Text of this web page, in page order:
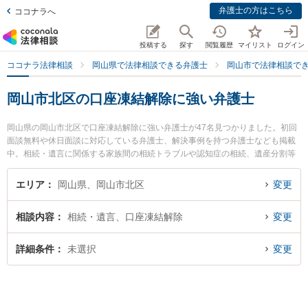
ココナラへ 弁護士の方はこちら
投稿する 探す 閲覧履歴 マイリスト ログイン
ココナラ法律相談 岡山県で法律相談できる弁護士 岡山市で法律相談で
岡山市北区の口座凍結解除に強い弁護士
岡山県の岡山市北区で口座凍結解除に強い弁護士が47名見つかりました。初回
面談無料や休日面談に対応している弁護士、解決事例を持つ弁護士なども掲載
中。相続・遺言に関係する家族間の相続トラブルや認知症の相続、遺産分割等
の細かな分野での絞り込み検索もでき便利です。特に葵綜合法律事務所の小池
知久弁護士や小野裕司法律事務所の小野 裕司弁護士、葵綜合法律事務所の吉田
士に相談したい』『口座凍結解除のトラブル解決の実績豊富な近くの弁護士を
検索したい』『初回相談無料で口座凍結解除を法律相談できる岡山市北区内の
弁護士に相談予約したい』などでお困りの相談者さんにおすすめです。
エリア 岡山県、岡山市北区 変更
相談内容 相続・遺言、口座凍結解除 変更
詳細条件 未選択 変更